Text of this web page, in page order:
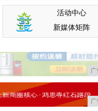
活动中心
新媒体矩阵
广
广